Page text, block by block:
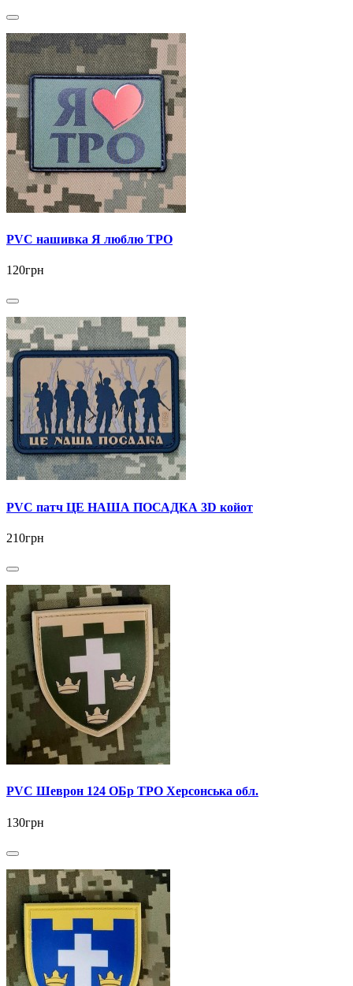
PVC нашивка Я люблю ТРО
120грн
PVC патч ЦЕ НАША ПОСАДКА 3D койот
210грн
PVC Шеврон 124 ОБр ТРО Херсонська обл.
130грн